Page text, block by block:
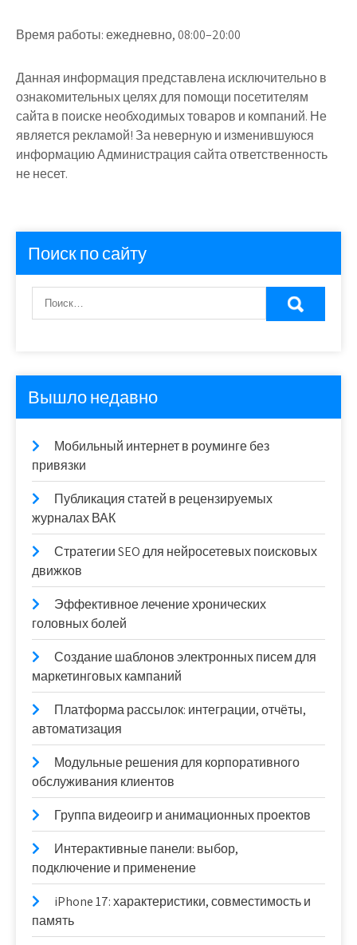
Время работы:ежедневно, 08:00–20:00
Данная информация представлена исключительно в
ознакомительных целях для помощи посетителям
сайта в поиске необходимых товаров и компаний. Не
является рекламой! За неверную и изменившуюся
информацию Администрация сайта ответственность
не несет.
Поиск по сайту
Вышло недавно
Мобильный интернет в роуминге без
привязки
Публикация статей в рецензируемых
журналах ВАК
Стратегии SEO для нейросетевых поисковых
движков
Эффективное лечение хронических
головных болей
Создание шаблонов электронных писем для
маркетинговых кампаний
Платформа рассылок: интеграции, отчёты,
автоматизация
Модульные решения для корпоративного
обслуживания клиентов
Группа видеоигр и анимационных проектов
Интерактивные панели: выбор,
подключение и применение
iPhone 17: характеристики, совместимость и
память